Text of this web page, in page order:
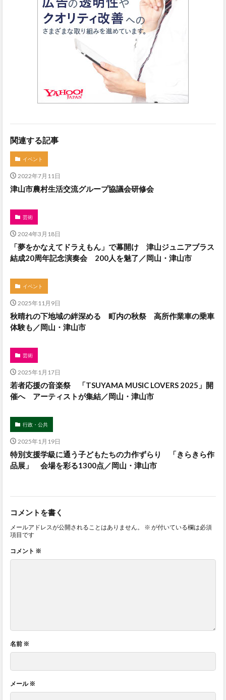
関連する記事
イベント
2022年7月11日
津山市農村生活交流グループ協議会研修会
芸術
2024年3月18日
「夢をかなえてドラえもん」で幕開け 津山ジュニアブラス
結成20周年記念演奏会 200人を魅了／岡山・津山市
イベント
2025年11月9日
秋晴れの下地域の絆深める 町内の秋祭 高所作業車の乗車
体験も／岡山・津山市
芸術
2025年1月17日
若者応援の音楽祭 「TSUYAMA MUSIC LOVERS 2025」開
催へ アーティストが集結／岡山・津山市
行政・公共
2025年1月19日
特別支援学級に通う子どもたちの力作ずらり 「きらきら作
品展」 会場を彩る1300点／岡山・津山市
コメントを書く
メールアドレスが公開されることはありません。 ※ が付いている欄は必須
項目です
コメント ※
名前 ※
メール※